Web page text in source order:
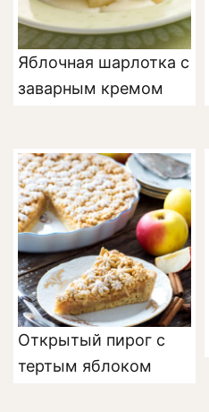
Яблочная шарлотка с
заварным кремом
Открытый пирог с
тертым яблоком